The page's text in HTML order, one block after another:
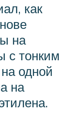
как
на
с тонким
одной
на